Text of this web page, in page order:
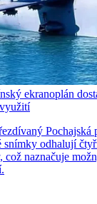
ekranoplán
Pochajská
odhalují
naznačuje